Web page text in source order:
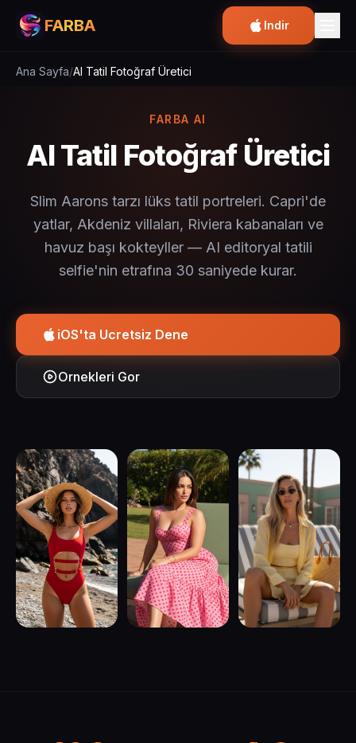
FARBA Indir
Ana Sayfa/AI Tatil Fotoğraf Üretici
FARBA AI
AI Tatil Fotoğraf Üretici
Slim Aarons tarzı lüks tatil portreleri. Capri'de
yatlar, Akdeniz villaları, Riviera kabanaları ve
havuz başı kokteyller — AI editoryal tatili
selfie'nin etrafına 30 saniyede kurar.
iOS'ta Ucretsiz Dene
Ornekleri Gor